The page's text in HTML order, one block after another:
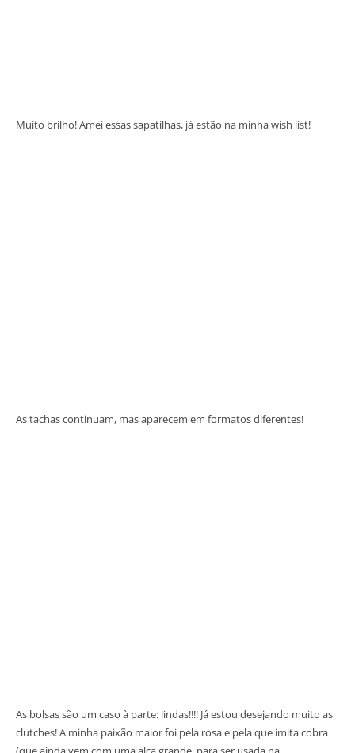
Muito brilho! Amei essas sapatilhas, já estão na minha wish list!
As tachas continuam, mas aparecem em formatos diferentes!
As bolsas são um caso à parte: lindas!!!! Já estou desejando muito as
clutches! A minha paixão maior foi pela rosa e pela que imita cobra